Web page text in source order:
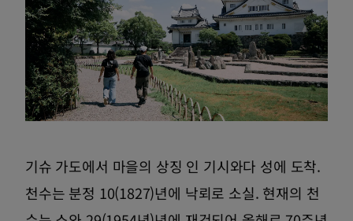
기슈 가도에서 마을의 상징 인 기시와다 성에 도착.
천수는 분정 10(1827)년에 낙뢰로 소실. 현재의 천